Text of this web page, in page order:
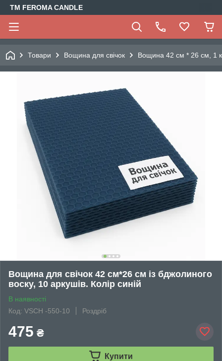
TM FEROMA CANDLE
Товари Вощина для свічок Вощина 42 см * 26 см, 1
Вощина для свічок 42 см*26 см із бджолиного
воску, 10 аркушів. Колір синій
В наявності
Код: VSCH -550-10
Роздріб
475 ₴
Купити